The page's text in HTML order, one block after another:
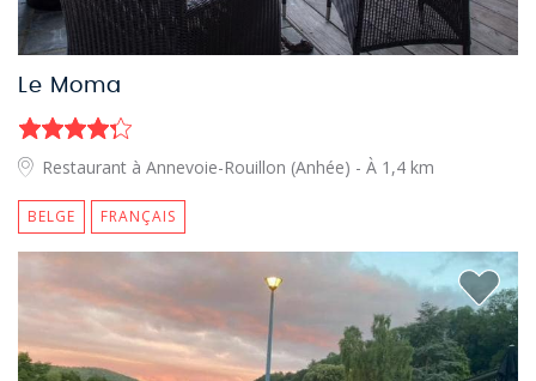
Le Moma
Restaurant à Annevoie-Rouillon (Anhée) - À 1,4 km
BELGE FRANÇAIS